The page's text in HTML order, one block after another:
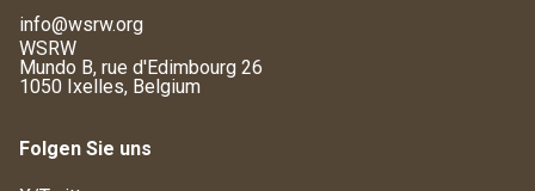
info@wsrw.org
WSRW
Mundo B, rue d'Edimbourg 26
1050 Ixelles, Belgium
Folgen Sie uns